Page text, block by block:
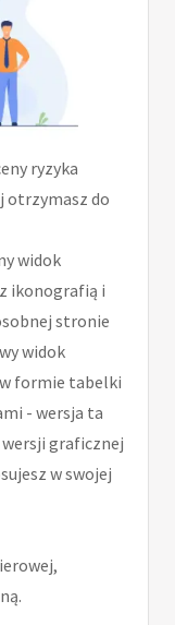
ryzyka
otrzymasz do
widok
ikonografią i
stronie
widok
formie tabelki
- wersja ta
wersji graficznej
w swojej